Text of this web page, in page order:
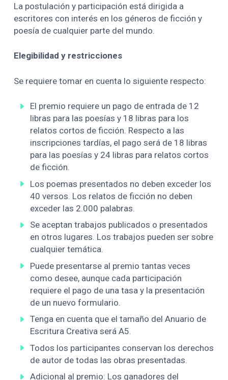
La postulación y participación está dirigida a
escritores con interés en los géneros de ficción y
poesía de cualquier parte del mundo.
Elegibilidad y restricciones
Se requiere tomar en cuenta lo siguiente respecto:
El premio requiere un pago de entrada de 12
libras para las poesías y 18 libras para los
relatos cortos de ficción. Respecto a las
inscripciones tardías, el pago será de 18 libras
para las poesías y 24 libras para relatos cortos
de ficción.
Los poemas presentados no deben exceder los
40 versos. Los relatos de ficción no deben
exceder las 2.000 palabras.
Se aceptan trabajos publicados o presentados
en otros lugares. Los trabajos pueden ser sobre
cualquier temática.
Puede presentarse al premio tantas veces
como desee, aunque cada participación
requiere el pago de una tasa y la presentación
de un nuevo formulario.
Tenga en cuenta que el tamaño del Anuario de
Escritura Creativa será A5.
Todos los participantes conservan los derechos
de autor de todas las obras presentadas.
Adicional al premio: Los ganadores del